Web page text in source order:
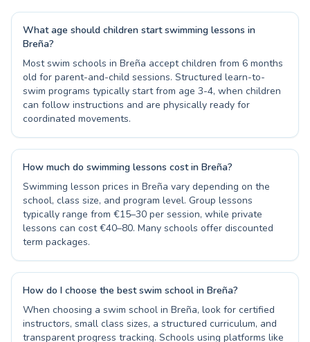
What age should children start swimming lessons in
Breña?
Most swim schools in Breña accept children from 6 months
old for parent-and-child sessions. Structured learn-to-
swim programs typically start from age 3-4, when children
can follow instructions and are physically ready for
coordinated movements.
How much do swimming lessons cost in Breña?
Swimming lesson prices in Breña vary depending on the
school, class size, and program level. Group lessons
typically range from €15–30 per session, while private
lessons can cost €40–80. Many schools offer discounted
term packages.
How do I choose the best swim school in Breña?
When choosing a swim school in Breña, look for certified
instructors, small class sizes, a structured curriculum, and
transparent progress tracking. Schools using platforms like